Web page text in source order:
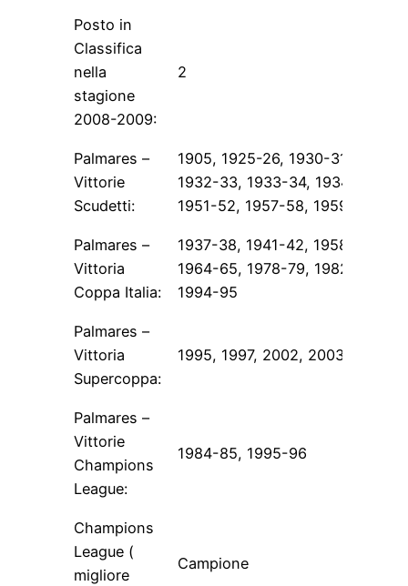
Posto in
Classifica
nella
stagione
2008-2009:
2
Palmares –
Vittorie
Scudetti:
1905, 1925-26, 1930-31, 1931-
1932-33, 1933-34, 1934-35,
1951-52, 1957-58, 1959-60,
Palmares –
Vittoria
Coppa Italia:
1937-38, 1941-42, 1958-59,
1964-65, 1978-79, 1982-83,
1994-95
Palmares –
Vittoria
Supercoppa:
1995, 1997, 2002, 2003
Palmares –
Vittorie
Champions
League:
1984-85, 1995-96
Champions
League (
migliore
Campione